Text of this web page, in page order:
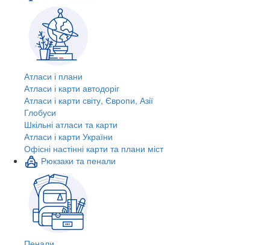
Атласи і плани
Атласи і карти автодоріг
Атласи і карти світу, Європи, Азії
Глобуси
Шкільні атласи та карти
Атласи і карти України
Офісні настінні карти та плани міст
Рюкзаки та пенали